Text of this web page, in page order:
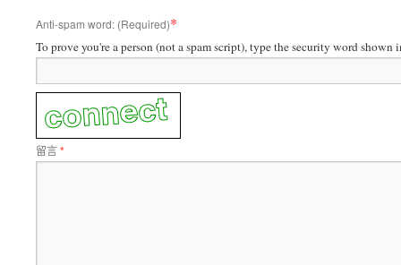
Anti-spam word: (Required)*
To prove you're a person (not a spam script), type the security word
留言*